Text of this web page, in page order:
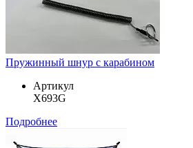
Пружинный шнур с карабином
Артикул
X693G
Подробнее